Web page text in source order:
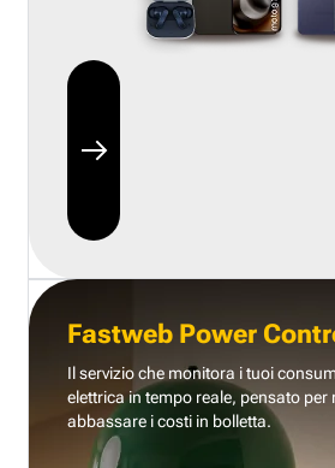
Fastweb Power
Il servizio che monitora i tuoi
elettrica in tempo reale, pensato per
abbassare i costi in bolletta.